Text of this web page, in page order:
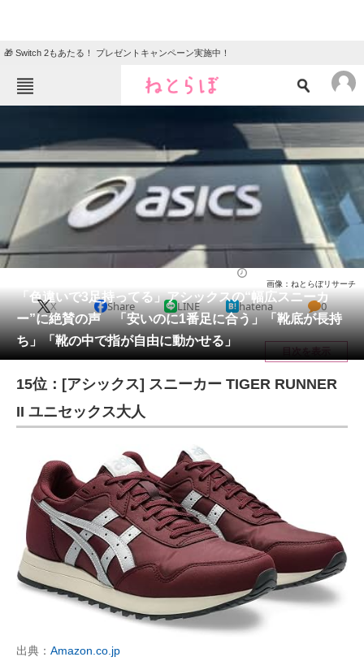
🎁 Switch 2もあたる！ プレゼントキャンペーン実施中！
エンタメ クイズ
グルメ 地域
住まい
動物 リサーチ
会員記事
メディア
注目記事を集めた総合ページ
進化するPCとデバイスの未来
好きが集まる 比べて選べる
ビジネスと働き方のヒント
AI活用のいまが分かる
企業ITのトレンドを詳説
「色違いで3足持ってる」アシックスの“幅広スニーカ
ー”に絶賛の声 「安いのに1番足に合う」「靴底が長持
ち」「靴の中で指が自由に動かせる」
画像：ねとらぼリサーチ
X Share LINE hatena 0
目次を表示
15位：[アシックス] スニーカー TIGER RUNNER
II ユニセックス大人
出典： Amazon.co.jp